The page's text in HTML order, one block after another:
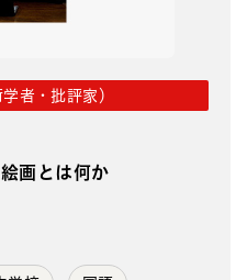
者・批評家）
画とは何か